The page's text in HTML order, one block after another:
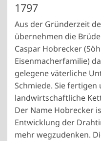
1797
Aus der Gründerzeit
übernehmen die
Caspar Hobrecker
Eisenmacherfamilie)
gelegene väterliche
Schmiede. Sie fertigen
landwirtschaftliche
Der Name Hobrecker
Entwicklung der
mehr wegzudenken.